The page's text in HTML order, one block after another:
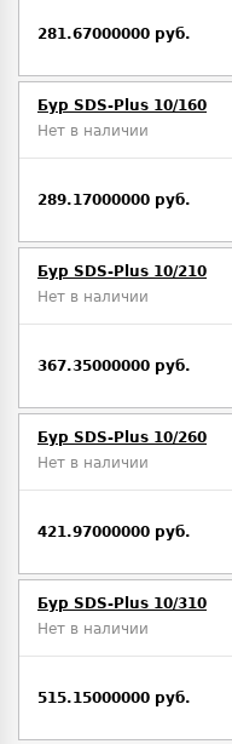
281.67000000 руб.
Бур SDS-Plus 10/160
Нет в наличии
289.17000000 руб.
Бур SDS-Plus 10/210
Нет в наличии
367.35000000 руб.
Бур SDS-Plus 10/260
Нет в наличии
421.97000000 руб.
Бур SDS-Plus 10/310
Нет в наличии
515.15000000 руб.